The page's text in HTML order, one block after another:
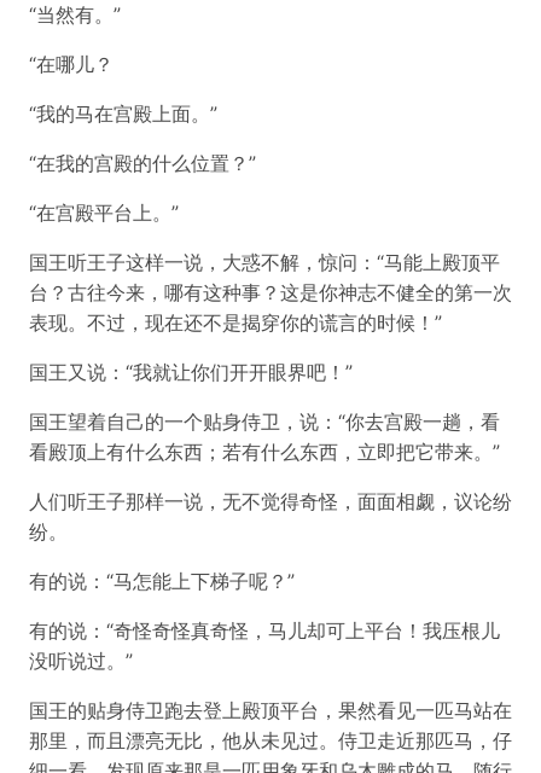
“当然有。”
“在哪儿？
“我的马在宫殿上面。”
“在我的宫殿的什么位置？”
“在宫殿平台上。”
国王听王子这样一说，大惑不解，惊问：“马能上殿顶平
台？古往今来，哪有这种事？这是你神志不健全的第一次
表现。不过，现在还不是揭穿你的谎言的时候！”
国王又说：“我就让你们开开眼界吧！”
国王望着自己的一个贴身侍卫，说：“你去宫殿一趟，看
看殿顶上有什么东西；若有什么东西，立即把它带来。”
人们听王子那样一说，无不觉得奇怪，面面相觑，议论纷
纷。
有的说：“马怎能上下梯子呢？”
有的说：“奇怪奇怪真奇怪，马儿却可上平台！我压根儿
没听说过。”
国王的贴身侍卫跑去登上殿顶平台，果然看见一匹马站在
那里，而且漂亮无比，他从未见过。侍卫走近那匹马，仔